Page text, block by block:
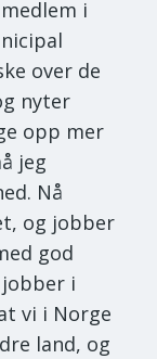
i
over de
nyter
opp mer
jeg
Nå
og jobber
god
i
vi i Norge
land, og